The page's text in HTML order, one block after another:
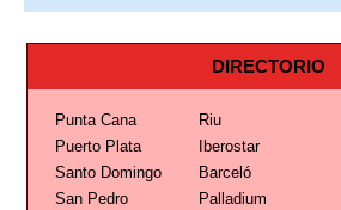
DIRECTORIO
Punta Cana Riu
Puerto Plata
Iberostar
Santo Domingo
Barceló
San Pedro
Palladium